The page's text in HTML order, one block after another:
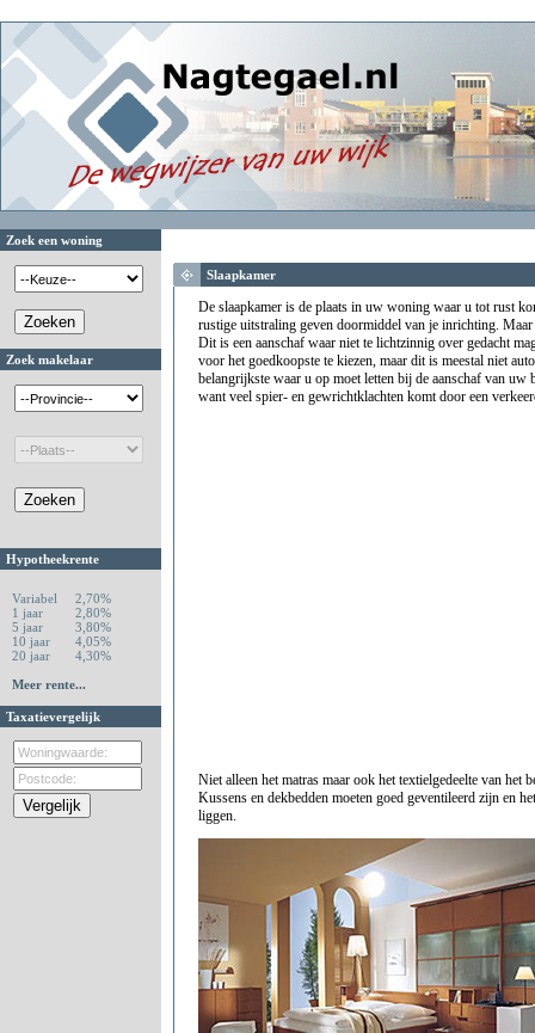
Zoek een woning
Zoek makelaar
Hypotheekrente
Variabel
2,70%
1 jaar
2,80%
5 jaar
3,80%
10 jaar
4,05%
20 jaar
4,30%
Meer rente...
Taxatievergelijk
Slaapkamer
De slaapkamer is de plaats in uw woning waar u tot rust
rustige uitstraling geven doormiddel van je inrichting.
Dit is een aanschaf waar niet te lichtzinnig over gedacht
voor het goedkoopste te kiezen, maar dit is meestal niet
belangrijkste waar u op moet letten bij de aanschaf van uw
want veel spier- en gewrichtklachten komt door een
Niet alleen het matras maar ook het textielgedeelte van het
Kussens en dekbedden moeten goed geventileerd zijn en
liggen.